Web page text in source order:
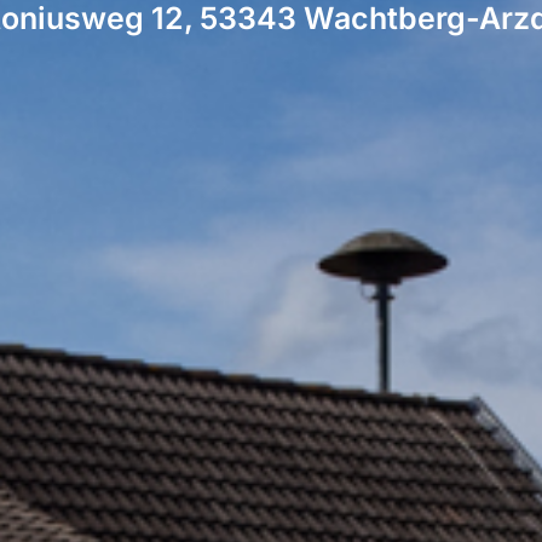
12, 53343 Wachtberg-